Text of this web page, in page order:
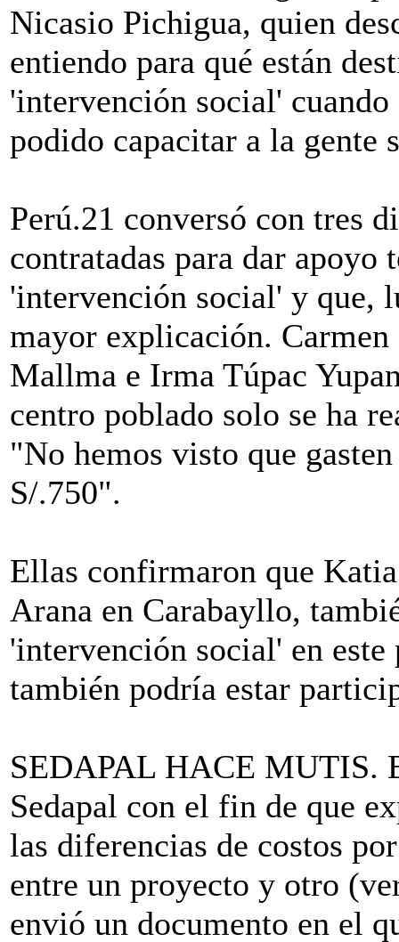
Nicasio Pichigua, quien
entiendo para qué están
'intervención social'
podido capacitar a la gente
Perú.21 conversó con tres
contratadas para dar apoyo
'intervención social' y que,
mayor explicación.
Mallma e Irma Túpac
centro poblado solo se ha
"No hemos visto que
S/.750".
Ellas confirmaron que
Arana en Carabayllo,
'intervención social' en
también podría estar
SEDAPAL HACE MUTIS.
Sedapal con el fin de que
las diferencias de costos
entre un proyecto y otro
envió un documento en el